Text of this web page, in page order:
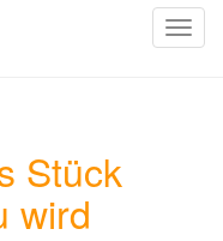
T
Stück
wird